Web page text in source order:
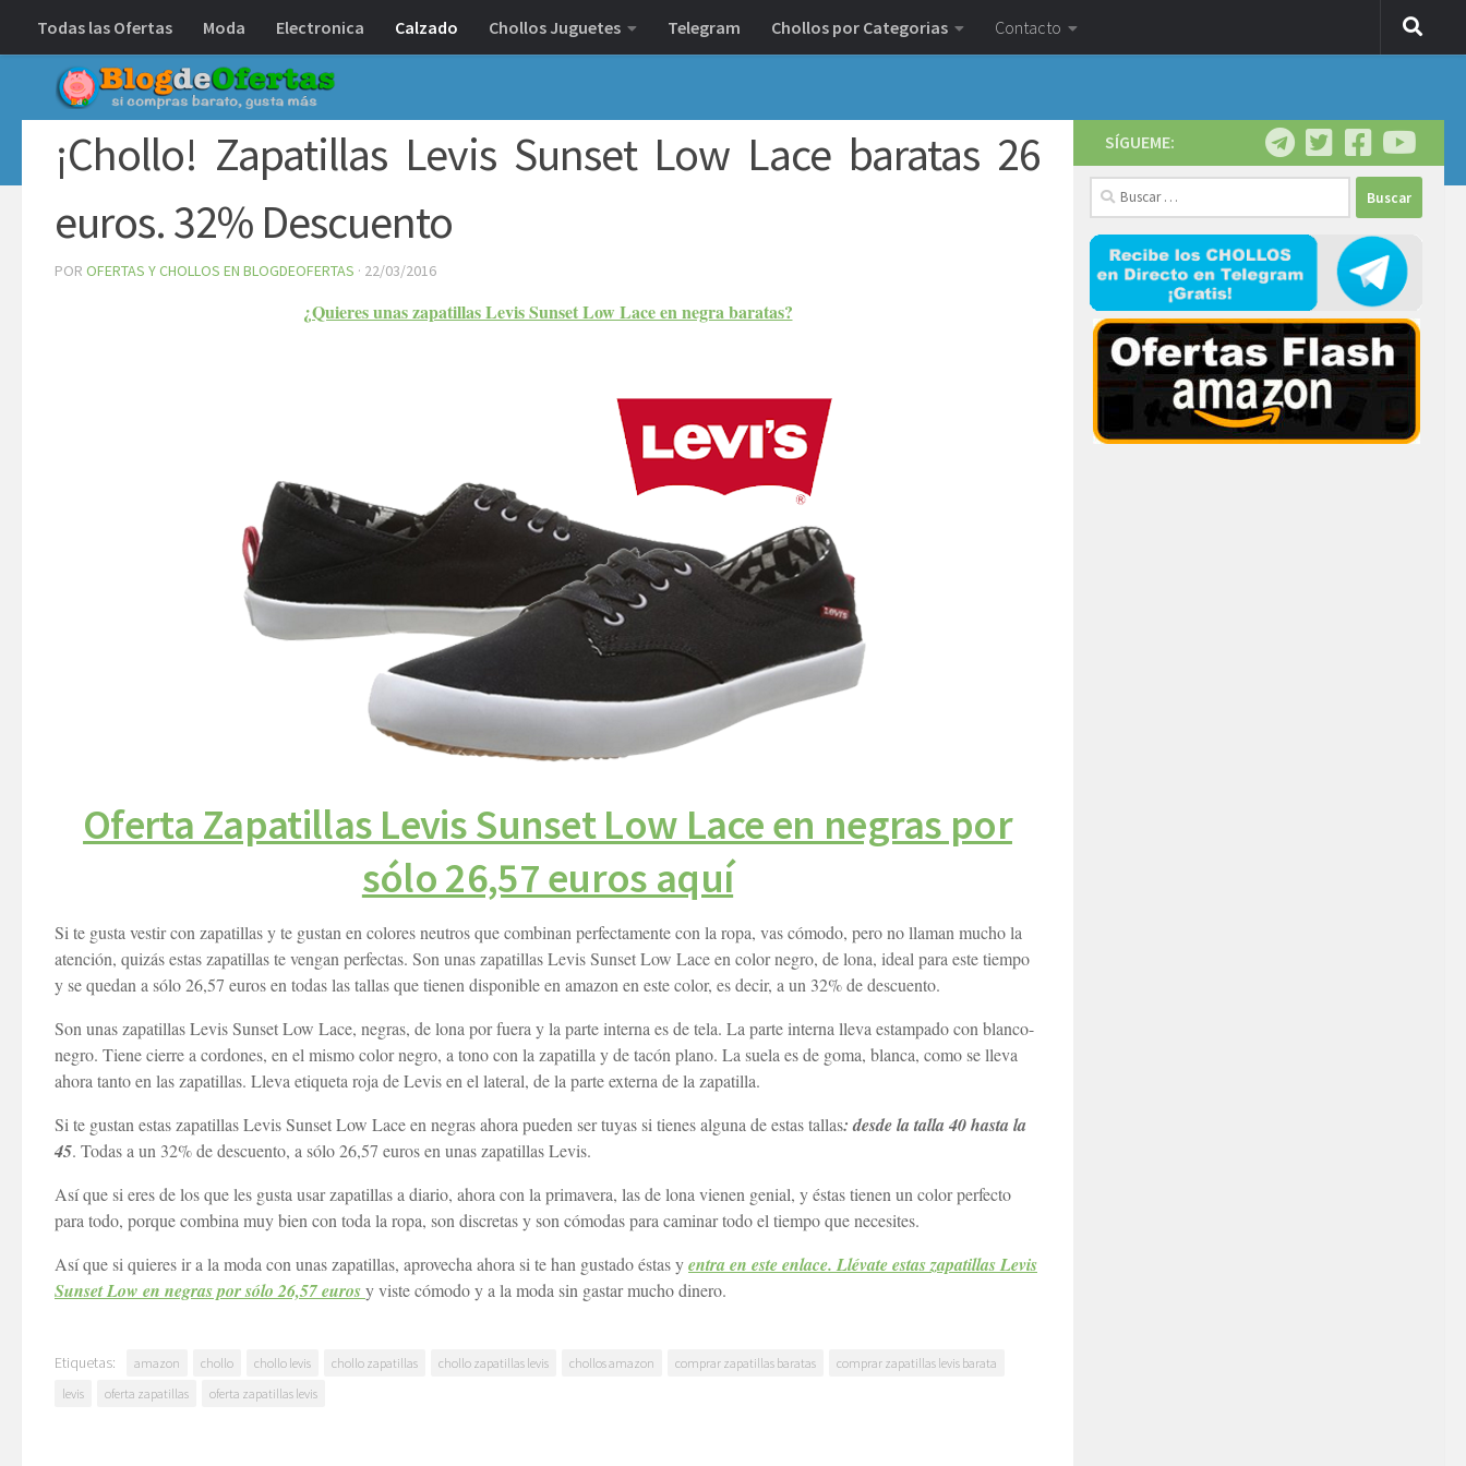
Debajo del contenido
Todas las Ofertas Moda Electronica Calzado Chollos Juguetes Telegram Chollos por Categorias Contacto
¡Chollo! Zapatillas Levis Sunset Low Lace baratas 26
euros. 32% Descuento
POR OFERTAS Y CHOLLOS EN BLOGDEOFERTAS · 22/03/2016
¿Quieres unas zapatillas Levis Sunset Low Lace en negra baratas?
Oferta Zapatillas Levis Sunset Low Lace en negras por
sólo 26,57 euros aquí
Si te gusta vestir con zapatillas y te gustan en colores neutros que combinan perfectamente con la ropa, vas cómodo, pero no llaman mucho la
atención, quizás estas zapatillas te vengan perfectas. Son unas zapatillas Levis Sunset Low Lace en color negro, de lona, ideal para este tiempo
y se quedan a sólo 26,57 euros en todas las tallas que tienen disponible en amazon en este color, es decir, a un 32% de descuento.
Son unas zapatillas Levis Sunset Low Lace, negras, de lona por fuera y la parte interna es de tela. La parte interna lleva estampado con blanco-
negro. Tiene cierre a cordones, en el mismo color negro, a tono con la zapatilla y de tacón plano. La suela es de goma, blanca, como se lleva
ahora tanto en las zapatillas. Lleva etiqueta roja de Levis en el lateral, de la parte externa de la zapatilla.
Si te gustan estas zapatillas Levis Sunset Low Lace en negras ahora pueden ser tuyas si tienes alguna de estas tallas: desde la talla 40 hasta la
45. Todas a un 32% de descuento, a sólo 26,57 euros en unas zapatillas Levis.
Así que si eres de los que les gusta usar zapatillas a diario, ahora con la primavera, las de lona vienen genial, y éstas tienen un color perfecto
para todo, porque combina muy bien con toda la ropa, son discretas y son cómodas para caminar todo el tiempo que necesites.
Así que si quieres ir a la moda con unas zapatillas, aprovecha ahora si te han gustado éstas yentra en este enlace. Llévate estas zapatillas Levis
Sunset Low en negras por sólo 26,57 eurosy viste cómodo y a la moda sin gastar mucho dinero.
Etiquetas: amazon chollo chollo levis chollo zapatillas chollo zapatillas levis chollos amazon comprar zapatillas baratas
comprar zapatillas levis barata
levis
oferta zapatillas oferta zapatillas levis
SÍGUEME:
Buscar: